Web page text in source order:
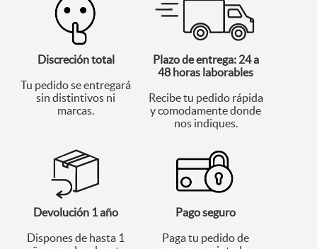
Discreción total
Tu pedido se entregará
sin distintivos ni
marcas.
Plazo de entrega: 24 a
48 horas laborables
Recibe tu pedido rápida
y comodamente donde
nos indiques.
Devolución 1 año
Dispones de hasta 1
Pago seguro
Paga tu pedido de